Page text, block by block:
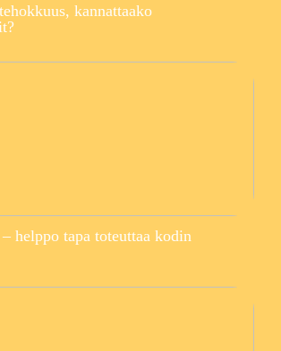
kannattaako
helppo tapa toteuttaa kodin